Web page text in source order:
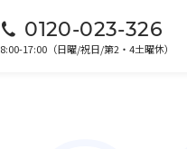
0120-023-326
8:00-17:00（日曜/祝日/第2・4土曜休）